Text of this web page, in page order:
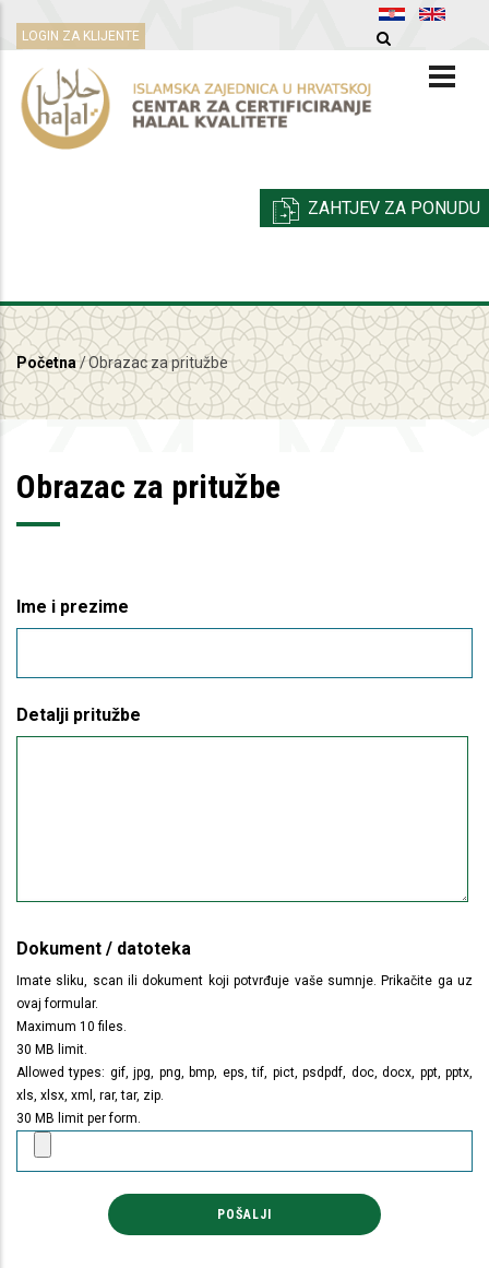
na
glavni
sadržaj
LOGIN ZA KLIJENTE
ZAHTJEV ZA PONUDU
Breadcrumb
Početna/Obrazac za pritužbe
Obrazac za pritužbe
Ime i prezime
Detalji pritužbe
Dokument / datoteka
Imate sliku, scan ili dokument koji potvrđuje vaše sumnje. Prikačite ga uz
ovaj formular.
Maximum 10 files.
30 MB limit.
Allowed types: gif, jpg, png, bmp, eps, tif, pict, psdpdf, doc, docx, ppt, pptx,
xls, xlsx, xml, rar, tar, zip.
30 MB limit per form.